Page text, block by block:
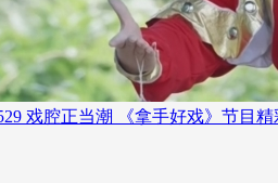
戏腔正当潮 《拿手好戏》节目